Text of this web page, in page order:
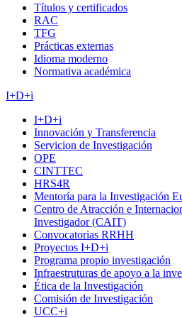
Títulos y certificados
RAC
TFG
Prácticas externas
Idioma moderno
Normativa académica
I+D+i
I+D+i
Innovación y Transferencia
Servicion de Investigación
OPE
CINTTEC
HRS4R
Mentoría para la Investigación
Centro de Atracción e
Investigador (CAIT)
Convocatorias RRHH
Proyectos I+D+i
Programa propio investigación
Infraestruturas de apoyo a la
Ética de la Investigación
Comisión de Investigación
UCC+i